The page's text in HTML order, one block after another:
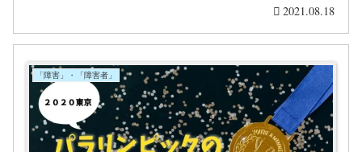
2021.08.18
「障害」・「障害者」